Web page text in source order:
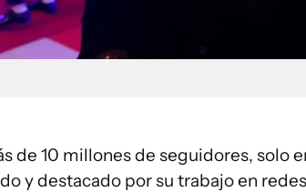
de 10 millones de seguidores, solo
y destacado por su trabajo en